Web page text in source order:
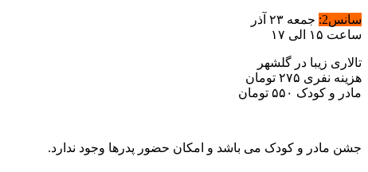
سانس2:
جمعه ۲۳ آذر
ساعت ۱۵ الی ۱۷
تالاری زیبا در گلشهر
هزینه نفری ۲۷۵ تومان
مادر و کودک ۵۵۰ تومان
جشن مادر و کودک می باشد و امکان حضور پدرها وجود ندارد.